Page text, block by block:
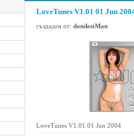
LoveTunes V1.01 01 Jun
създаден от: dondestMan
LoveTunes V1.01 01 Jun 2004